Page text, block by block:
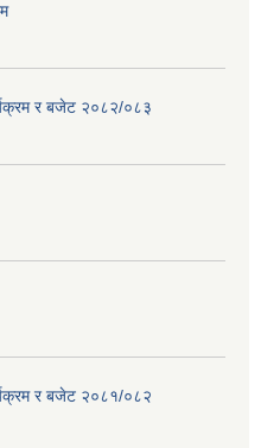
र बजेट २०८२/०८३
र बजेट २०८१/०८२